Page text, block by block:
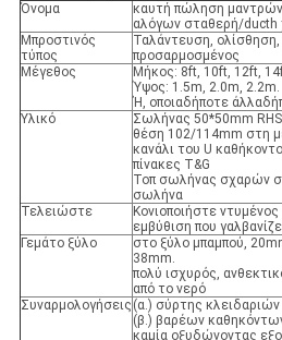
Όνομα
καυτή πώληση
αλόγων σταθερή/ducth
Μπροστινός
τύπος
Ταλάντευση,
προσαρμοσμένος
Μέγεθος
Μήκος: 8ft, 10ft, 12ft,
Ύψος: 1.5m, 2.0m, 2.2m.
Ή, οποιαδήποτε
Υλικό
Σωλήνας 50*50mm
θέση 102/114mm στη
κανάλι του U
πίνακες T&G
Τοπ σωλήνας σχαρών
σωλήνα
Τελειώστε
Κονιοποιήστε
εμβύθιση που
Γεμάτο ξύλο
στο ξύλο μπαμπού,
38mm.
πολύ ισχυρός,
από το νερό
Συναρμολογήσεις (α.) σύρτης κλειδαριών
(β.) βαρέων
καμία οξυδώνοντας